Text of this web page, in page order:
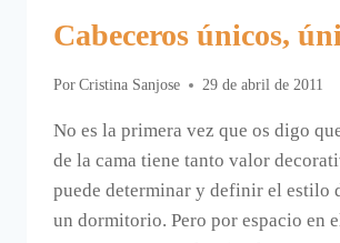
Cabeceros únicos,
Por Cristina Sanjose 29 de abril de 2011
No es la primera vez que os digo
de la cama tiene tanto valor
puede determinar y definir el estilo
un dormitorio. Pero por espacio en